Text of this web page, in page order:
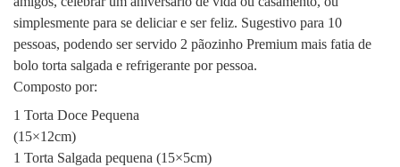
simplesmente para se deliciar e ser feliz. Sugestivo para 10
pessoas, podendo ser servido 2 pãozinho Premium mais fatia de
bolo torta salgada e refrigerante por pessoa.
Composto por:
1 Torta Doce Pequena
(15×12cm)
1 Torta Salgada pequena (15×5cm)